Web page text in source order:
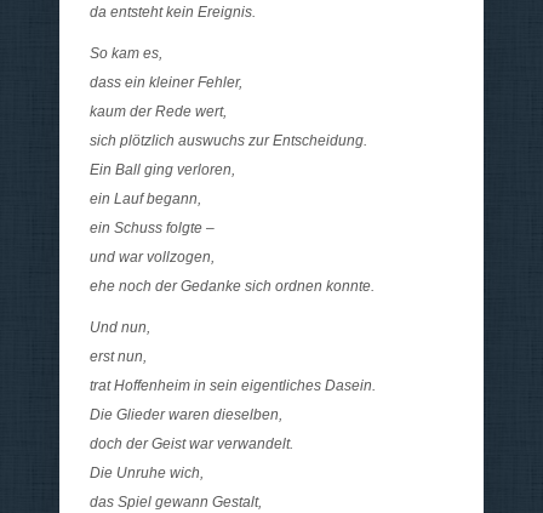
da entsteht kein Ereignis.
So kam es,
dass ein kleiner Fehler,
kaum der Rede wert,
sich plötzlich auswuchs zur Entscheidung.
Ein Ball ging verloren,
ein Lauf begann,
ein Schuss folgte –
und war vollzogen,
ehe noch der Gedanke sich ordnen konnte.
Und nun,
erst nun,
trat Hoffenheim in sein eigentliches Dasein.
Die Glieder waren dieselben,
doch der Geist war verwandelt.
Die Unruhe wich,
das Spiel gewann Gestalt,